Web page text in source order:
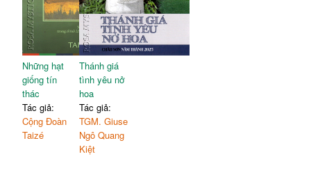
Những hạt
giống tín
thác
Tác giả:
Cộng Đoàn
Taizé
Thánh giá
tình yêu nở
hoa
Tác giả:
TGM. Giuse
Ngô Quang
Kiệt